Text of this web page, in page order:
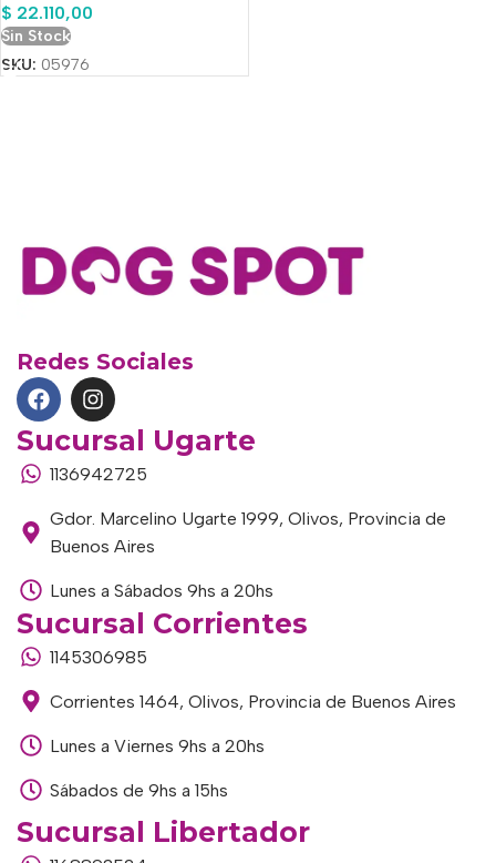
$ 22.110,00
Sin Stock
SKU: 05976
Redes Sociales
Sucursal Ugarte
1136942725
Gdor. Marcelino Ugarte 1999, Olivos, Provincia de
Buenos Aires
Lunes a Sábados 9hs a 20hs
Sucursal Corrientes
1145306985
Corrientes 1464, Olivos, Provincia de Buenos Aires
Lunes a Viernes 9hs a 20hs
Sábados de 9hs a 15hs
Sucursal Libertador